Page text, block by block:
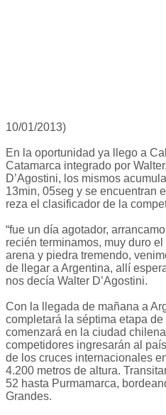
10/01/2013)
En la oportunidad ya llego a
Catamarca integrado por
D’Agostini, los mismos
13min, 05seg y se encuentran
reza el clasificador de la
“fue un día agotador,
recién terminamos, muy duro
arena y piedra tremendo,
de llegar a Argentina, allí
nos decía Walter D’Agostini.
Con la llegada de mañana a
completará la séptima etapa
comenzará en la ciudad
competidores ingresarán al
de los cruces internacionales
4.200 metros de altura.
52 hasta Purmamarca,
Grandes.